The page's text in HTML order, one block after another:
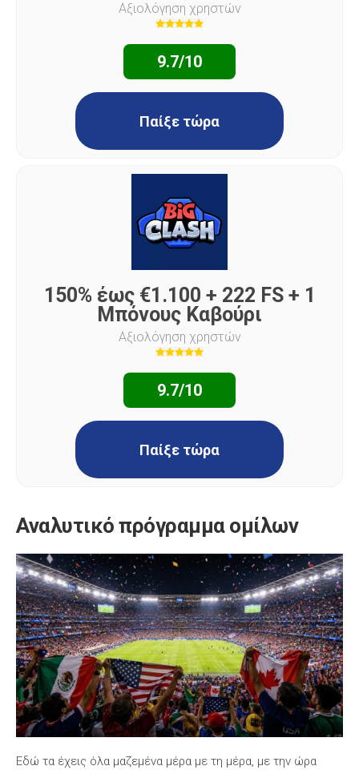
Αξιολόγηση χρηστών
9.7/10
Παίξε τώρα
150% έως €1.100 + 222 FS + 1
Μπόνους Καβούρι
Αξιολόγηση χρηστών
9.7/10
Παίξε τώρα
Αναλυτικό πρόγραμμα ομίλων
Εδώ τα έχεις όλα μαζεμένα μέρα με τη μέρα, με την ώρα